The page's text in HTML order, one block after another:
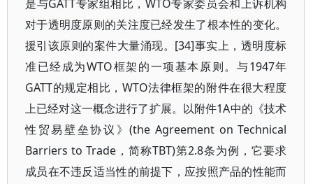
是与GATT专家组相比，WTO专家委员会和上诉机构
对于透明度原则的关注度已经发生了根本性的变化。
援引该原则的案件大量涌现。[34]事实上，透明度标
准已经成为WTO框架的一项基本原则。与1947年
GATT的规定相比，WTO法律框架的附件在很大程度
上已经对这一概念进行了扩展。以附件1A中的《技术
性贸易壁垒协议》(the Agreement on Technical
Barriers to Trade，简称TBT)第2.8条为例，它要求
成员在不违反适当性的前提下，应按照产品的性能而